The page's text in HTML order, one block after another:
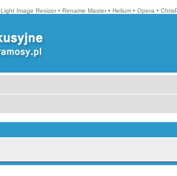
Light Image Resizer • Rename Master • Helium • Opera •